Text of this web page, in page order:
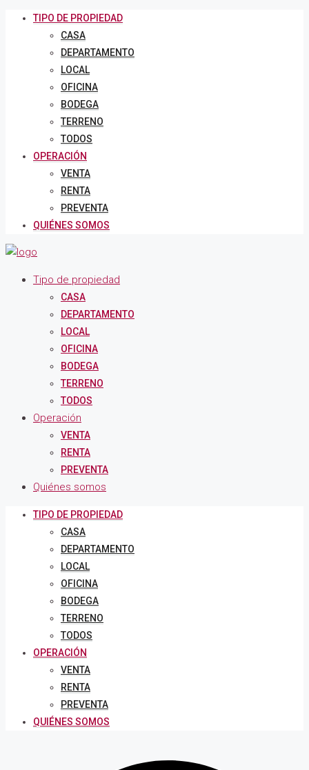
TIPO DE PROPIEDAD
CASA
DEPARTAMENTO
LOCAL
OFICINA
BODEGA
TERRENO
TODOS
OPERACIÓN
VENTA
RENTA
PREVENTA
QUIÉNES SOMOS
Tipo de propiedad
CASA
DEPARTAMENTO
LOCAL
OFICINA
BODEGA
TERRENO
TODOS
Operación
VENTA
RENTA
PREVENTA
Quiénes somos
TIPO DE PROPIEDAD
CASA
DEPARTAMENTO
LOCAL
OFICINA
BODEGA
TERRENO
TODOS
OPERACIÓN
VENTA
RENTA
PREVENTA
QUIÉNES SOMOS